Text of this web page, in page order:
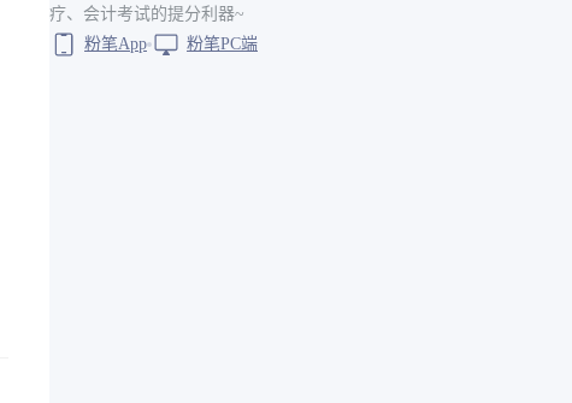
疗、会计考试的提分利器~
粉笔App
粉笔PC端